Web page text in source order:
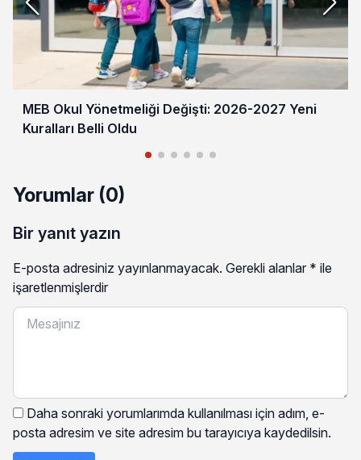
MEB Okul Yönetmeliği Değişti: 2026-2027 Yeni
Kuralları Belli Oldu
Yorumlar (0)
Bir yanıt yazın
E-posta adresiniz yayınlanmayacak. Gerekli alanlar * ile
işaretlenmişlerdir
Daha sonraki yorumlarımda kullanılması için adım, e-
posta adresim ve site adresim bu tarayıcıya kaydedilsin.